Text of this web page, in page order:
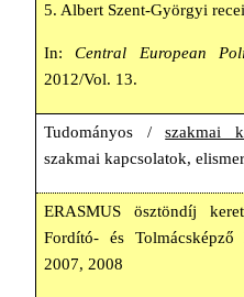
5. Albert Szent-Györgyi
In:Central European
2012/Vol. 13.
Tudományos /szakmai
szakmai kapcsolatok,
ERASMUS ösztöndíj
Fordító- és
2007, 2008